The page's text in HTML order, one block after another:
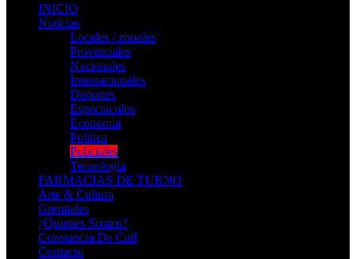
INICIO
Noticias
Locales / zonales
Provinciales
Nacionales
Internacionales
Deportes
Espectaculos
Economia
Politica
Policiales
Tecnologia
FARMACIAS DE TURNO
Arte & Cultura
Gremiales
¿Quienes Somos?
Constancia De Cuil
Contacto